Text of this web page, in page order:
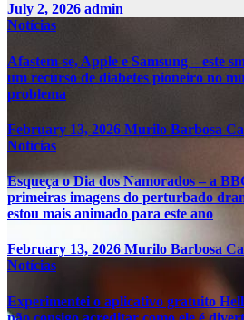
July 2, 2026 admin
Notícias
Afastem-se, Apple e Samsung – este
um recurso de diabetes pioneiro no
problema
February 13, 2026 Murilo Barbosa
Notícias
Esqueça o Dia dos Namorados – a
primeiras imagens do perturbado
estou mais animado para este ano
February 13, 2026 Murilo Barbosa
Notícias
Experimentei o aplicativo gratuito